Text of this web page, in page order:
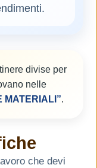
divise per
nelle
MATERIALI”.
che devi